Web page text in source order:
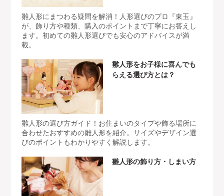
雛人形にまつわる疑問を解消！人形選びのプロ『東玉』
が、飾り方や種類、購入のポイントまで丁寧にお答えし
ます。初めての雛人形選びでも安心のアドバイスが満
載。
雛人形をお子様に喜んでも
らえる選び方とは？
雛人形の選び方ガイド！お住まいのタイプや飾る場所に
合わせたおすすめの雛人形を紹介。サイズやデザイン選
びのポイントもわかりやすく解説します。
雛人形の飾り方・しまい方